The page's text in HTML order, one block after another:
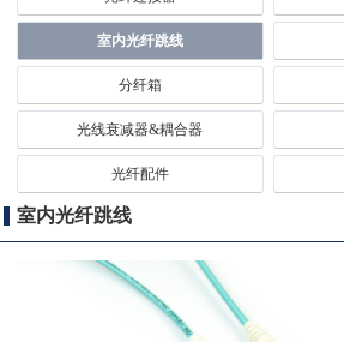
室内光纤跳线
分纤箱
光线衰减器&耦合器
光纤配件
室内光纤跳线